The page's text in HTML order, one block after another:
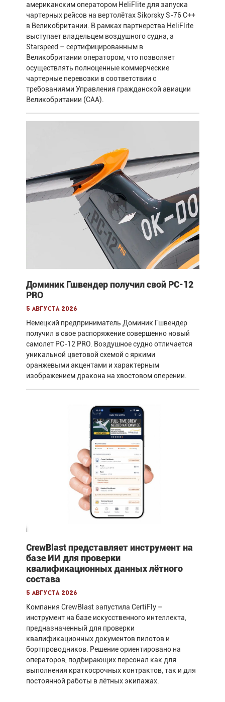
американским оператором HeliFlite для запуска
чартерных рейсов на вертолётах Sikorsky S-76 C++
в Великобритании. В рамках партнерства HeliFlite
выступает владельцем воздушного судна, а
Starspeed – сертифицированным в
Великобритании оператором, что позволяет
осуществлять полноценные коммерческие
чартерные перевозки в соответствии с
требованиями Управления гражданской авиации
Великобритании (CAA).
Доминик Гшвендер получил свой PC-12
PRO
5 августа 2026
Немецкий предприниматель Доминик Гшвендер
получил в свое распоряжение совершенно новый
самолет PC-12 PRO. Воздушное судно отличается
уникальной цветовой схемой с яркими
оранжевыми акцентами и характерным
изображением дракона на хвостовом оперении.
CrewBlast представляет инструмент на
базе ИИ для проверки
квалификационных данных лётного
состава
5 августа 2026
Компания CrewBlast запустила CertiFly –
инструмент на базе искусственного интеллекта,
предназначенный для проверки
квалификационных документов пилотов и
бортпроводников. Решение ориентировано на
операторов, подбирающих персонал как для
выполнения краткосрочных контрактов, так и для
постоянной работы в лётных экипажах.